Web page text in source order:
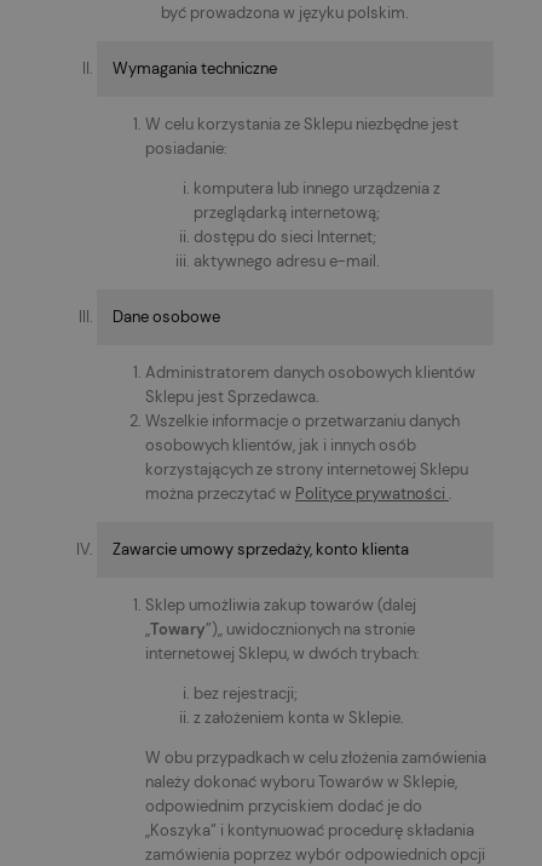
być prowadzona w języku polskim.
Wymagania techniczne
W celu korzystania ze Sklepu niezbędne jest
posiadanie:
komputera lub innego urządzenia z
przeglądarką internetową;
dostępu do sieci Internet;
aktywnego adresu e-mail.
Dane osobowe
Administratorem danych osobowych klientów
Sklepu jest Sprzedawca.
Wszelkie informacje o przetwarzaniu danych
osobowych klientów, jak i innych osób
korzystających ze strony internetowej Sklepu
można przeczytać w Polityce prywatności .
Zawarcie umowy sprzedaży, konto klienta
Sklep umożliwia zakup towarów (dalej
„Towary”),, uwidocznionych na stronie
internetowej Sklepu, w dwóch trybach:
bez rejestracji;
z założeniem konta w Sklepie.
W obu przypadkach w celu złożenia zamówienia
należy dokonać wyboru Towarów w Sklepie,
odpowiednim przyciskiem dodać je do
„Koszyka” i kontynuować procedurę składania
zamówienia poprzez wybór odpowiednich opcji